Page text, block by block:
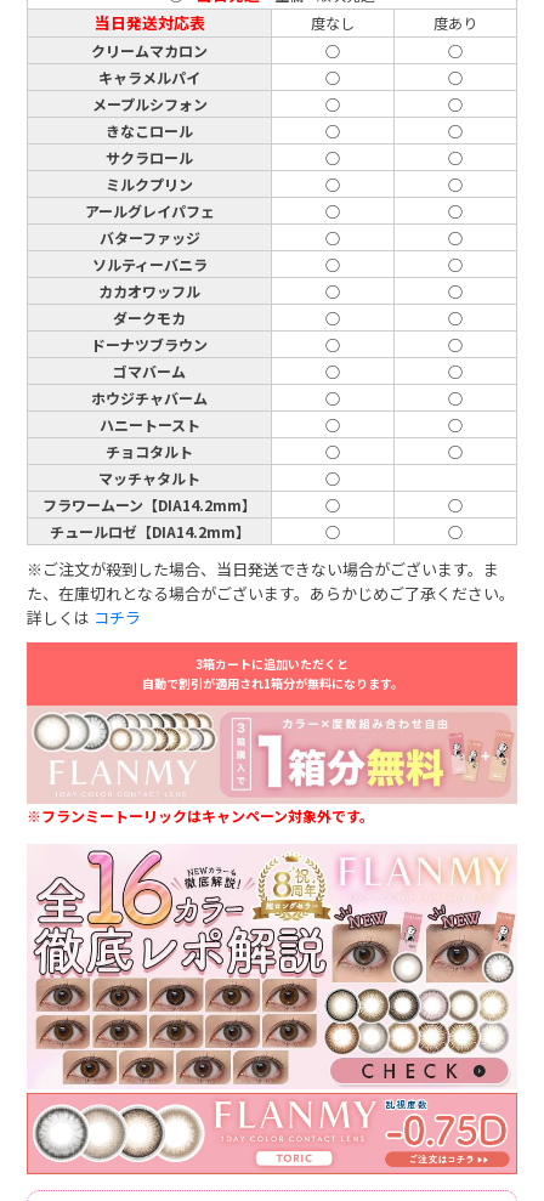
当日発送対応表 度なし
度あり
クリームマカロン
○
○
キャラメルパイ
○
○
メープルシフォン
○
○
きなこロール
○
○
サクラロール
○
○
ミルクプリン
○
○
アールグレイパフェ
○
○
バターファッジ
○
○
ソルティーバニラ
○
○
カカオワッフル
○
○
ダークモカ
○
○
ドーナツブラウン
○
○
ゴマバーム
○
○
ホウジチャバーム
○
○
ハニートースト
○
○
チョコタルト
○
○
マッチャタルト
○
フラワームーン【DIA14.2mm】
○
○
チュールロゼ【DIA14.2mm】
○ ○
※ご注文が殺到した場合、当日発送できない場合がございます。ま
た、在庫切れとなる場合がございます。あらかじめご了承ください。
詳しくは コチラ
3箱カートに追加いただくと
自動で割引が適用され1箱分が無料になります。
※フランミートーリックはキャンペーン対象外です。